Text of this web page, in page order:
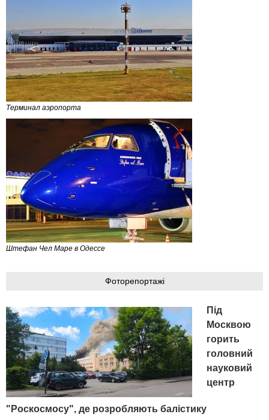
Терминал аэропорта
Штефан Чел Маре в Одессе
Фоторепортажі
Під
Москвою
горить
головний
науковий
центр
"Роскосмосу", де розробляють балістику